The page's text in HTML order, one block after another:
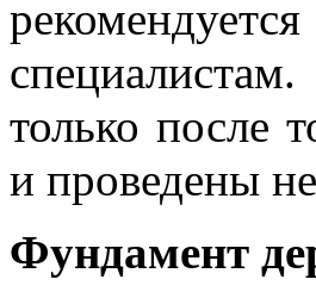
только после
и проведены
Фундамент